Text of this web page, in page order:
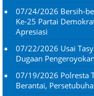
07/24/2026 Bersih-
Ke-25 Partai
Apresiasi
07/22/2026 Usai
Dugaan
07/19/2026 Polresta
Berantai,